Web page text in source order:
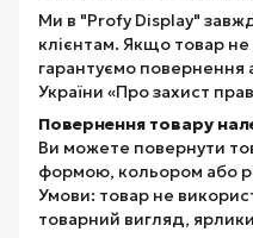
Ми в "Profy Display"
клієнтам. Якщо товар
гарантуємо повернення
України «Про захист
Повернення товару
Ви можете повернути
формою, кольором або
Умови: товар не
товарний вигляд,